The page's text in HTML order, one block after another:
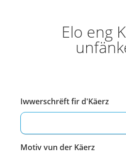
Elo eng
Iwwerschrëft fir d'Käerz
Motiv vun der Käerz